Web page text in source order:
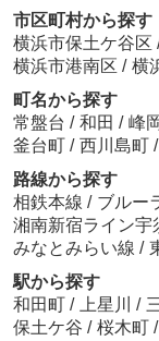
市区町村から探す
横浜市保土ケ谷区
横浜市港南区 / 横
町名から探す
常盤台 / 和田 / 峰
釜台町 / 西川島町 /
路線から探す
相鉄本線 / ブルー
湘南新宿ライン宇
みなとみらい線 /
駅から探す
和田町 / 上星川 /
保土ケ谷 / 桜木町 /